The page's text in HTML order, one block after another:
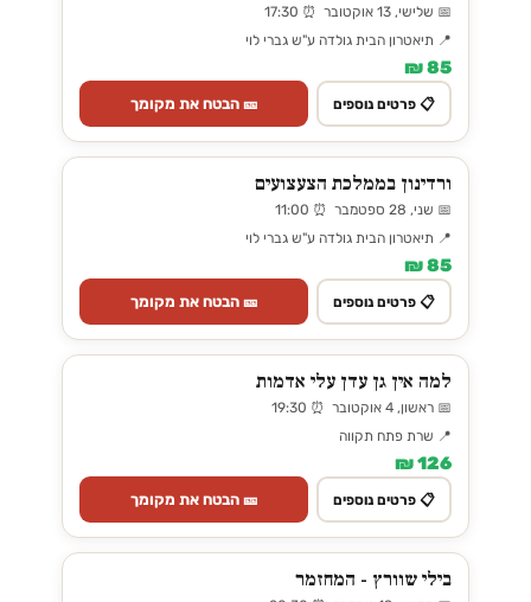
📅 שלישי, 13 אוקטובר ⏰ 17:30
📍 תיאטרון הבית גולדה ע"ש גברי לוי
85 ₪
📋 פרטים נוספים 🎫 הבטח את מקומך
ורדינון בממלכת הצעצועים
📅 שני, 28 ספטמבר ⏰ 11:00
📍 תיאטרון הבית גולדה ע"ש גברי לוי
85 ₪
📋 פרטים נוספים 🎫 הבטח את מקומך
למה אין גן עדן עלי אדמות
📅 ראשון, 4 אוקטובר ⏰ 19:30
📍 שרת פתח תקווה
126 ₪
📋 פרטים נוספים 🎫 הבטח את מקומך
בילי שוורץ - המחזמר